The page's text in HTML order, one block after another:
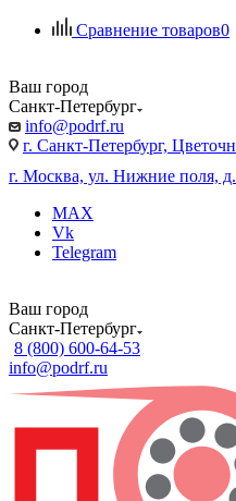
Сравнение товаров0
Ваш город
Санкт-Петербург
info@podrf.ru
г. Санкт-Петербург,
г. Москва, ул. Нижние поля, д.
MAX
Vk
Telegram
Ваш город
Санкт-Петербург
8 (800) 600-64-53
info@podrf.ru